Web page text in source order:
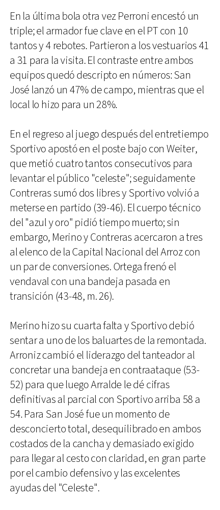
En la última bola otra vez Perroni encestó un
triple; el armador fue clave en el PT con 10
tantos y 4 rebotes. Partieron a los vestuarios 41
a 31 para la visita. El contraste entre ambos
equipos quedó descripto en números: San
José lanzó un 47% de campo, mientras que el
local lo hizo para un 28%.
En el regreso al juego después del entretiempo
Sportivo apostó en el poste bajo con Weiter,
que metió cuatro tantos consecutivos para
levantar el público "celeste"; seguidamente
Contreras sumó dos libres y Sportivo volvió a
meterse en partido (39-46). El cuerpo técnico
del "azul y oro" pidió tiempo muerto; sin
embargo, Merino y Contreras acercaron a tres
al elenco de la Capital Nacional del Arroz con
un par de conversiones. Ortega frenó el
vendaval con una bandeja pasada en
transición (43-48, m. 26).
Merino hizo su cuarta falta y Sportivo debió
sentar a uno de los baluartes de la remontada.
Arroniz cambió el liderazgo del tanteador al
concretar una bandeja en contraataque (53-
52) para que luego Arralde le dé cifras
definitivas al parcial con Sportivo arriba 58 a
54. Para San José fue un momento de
desconcierto total, desequilibrado en ambos
costados de la cancha y demasiado exigido
para llegar al cesto con claridad, en gran parte
por el cambio defensivo y las excelentes
ayudas del "Celeste".